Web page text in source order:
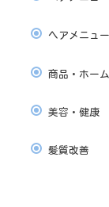
ヘアメニュ
商品・ホー
美容・健康
髪質改善